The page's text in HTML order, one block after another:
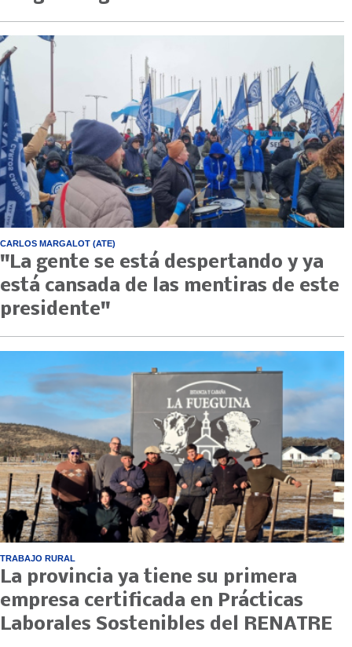
CARLOS MARGALOT (ATE)
"La gente se está despertando y ya
está cansada de las mentiras de este
presidente"
TRABAJO RURAL
La provincia ya tiene su primera
empresa certificada en Prácticas
Laborales Sostenibles del RENATRE